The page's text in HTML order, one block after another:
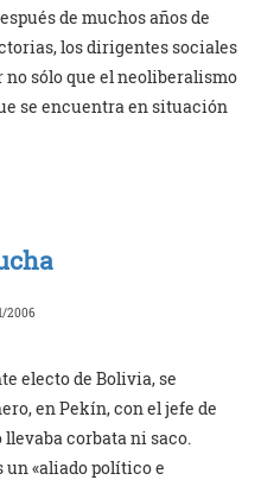
de muchos años de
los dirigentes sociales
sólo que el neoliberalismo
se encuentra en situación
2006
electo de Bolivia, se
en Pekín, con el jefe de
corbata ni saco.
un «aliado político e